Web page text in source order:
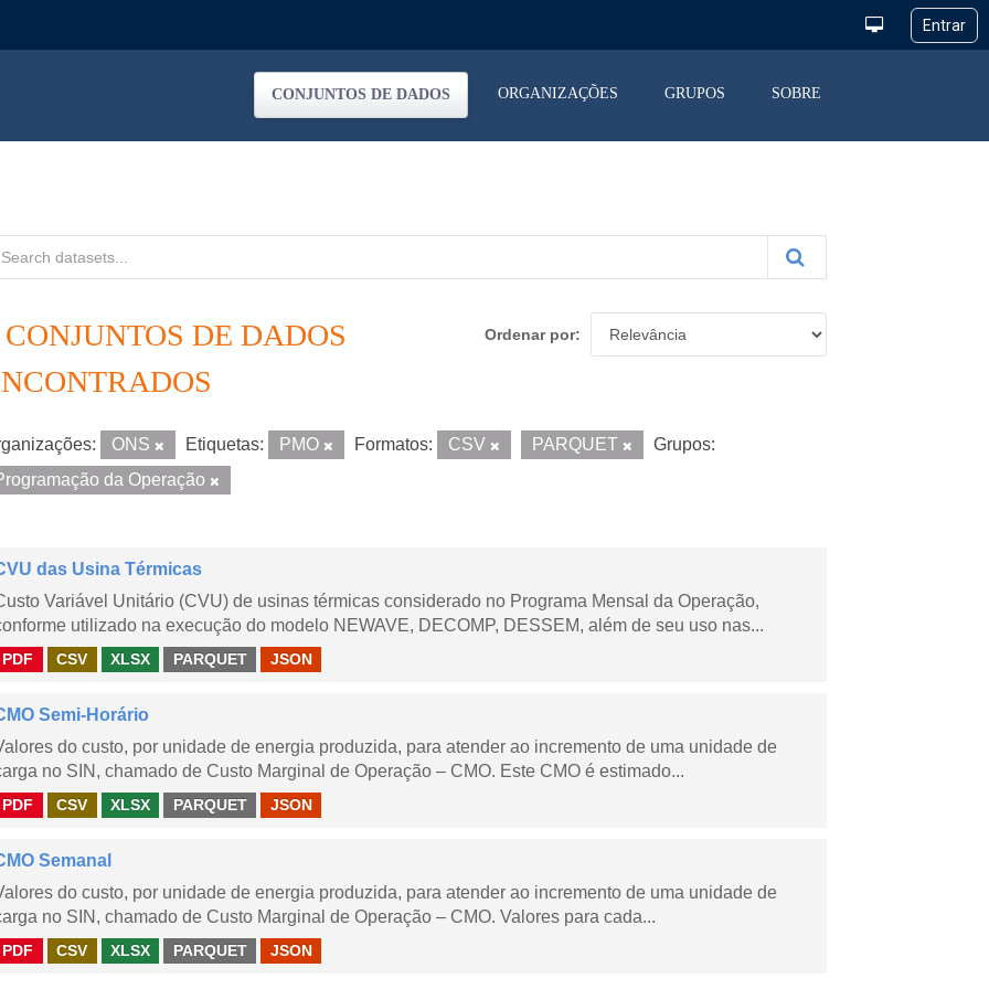
CONJUNTOS DE DADOS ORGANIZAÇÕES GRUPOS SOBRE
Ordenar por
CONJUNTOS DE DADOS
ONS Etiquetas: PMO Formatos: CSV PARQUET
Grupos:
da Operação
das Usina Térmicas
Variável Unitário (CVU) de usinas térmicas considerado no Programa Mensal da Operação,
utilizado na execução do modelo NEWAVE, DECOMP, DESSEM, além de seu uso nas...
PDF CSV XLSX PARQUET JSON
Semi-Horário
do custo, por unidade de energia produzida, para atender ao incremento de uma unidade de
no SIN, chamado de Custo Marginal de Operação – CMO. Este CMO é estimado...
PDF CSV XLSX PARQUET JSON
Semanal
do custo, por unidade de energia produzida, para atender ao incremento de uma unidade de
no SIN, chamado de Custo Marginal de Operação – CMO. Valores para cada...
PDF CSV XLSX PARQUET JSON